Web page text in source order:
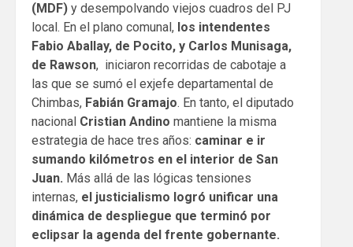
(MDF) y desempolvando viejos cuadros del PJ
local. En el plano comunal, los intendentes
Fabio Aballay, de Pocito, y Carlos Munisaga,
de Rawson, iniciaron recorridas de cabotaje a
las que se sumó el exjefe departamental de
Chimbas, Fabián Gramajo. En tanto, el diputado
nacional Cristian Andino mantiene la misma
estrategia de hace tres años: caminar e ir
sumando kilómetros en el interior de San
Juan. Más allá de las lógicas tensiones
internas, el justicialismo logró unificar una
dinámica de despliegue que terminó por
eclipsar la agenda del frente gobernante.